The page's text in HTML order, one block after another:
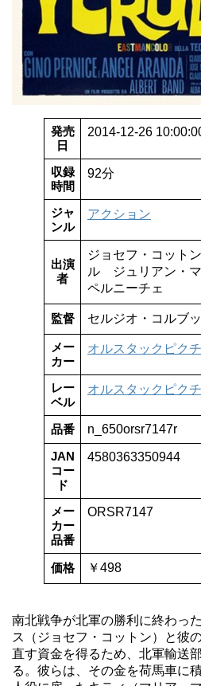
発売
日
2014-12-26
収録
時間
92分
ジャ
ンル
アクション
出演
者
ジョセフ・コット
ル ジュリアン・
ペルニーチェ
監督 セルジオ・コルブ
メー
カー
オルスタックピク
レー
ベル
オルスタックピク
品番
n_650orsr7147r
JAN
コー
ド
4580363350944
メー
カー
品番
ORSR7147
価格 ￥498
南北戦争が北軍の勝利に終わっ
ス（ジョセフ・コットン）と彼
直す資金を得るため、北軍輸送
る。彼らは、その金を荷馬車に